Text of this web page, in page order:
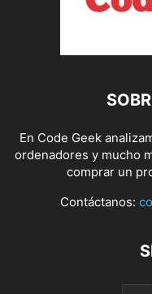
En Code Geek
ordenadores y mucho
comprar un
Contáctanos: